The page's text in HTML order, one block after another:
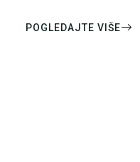
POGLEDAJTE VIŠE